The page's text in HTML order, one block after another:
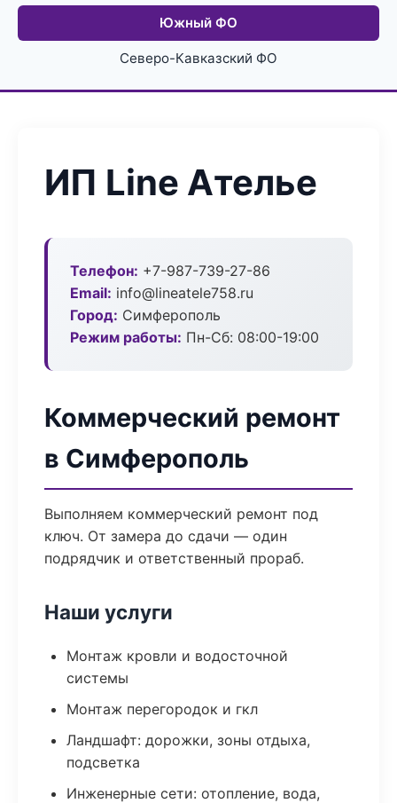
Южный ФО
Северо-Кавказский ФО
ИП Line Ателье
Телефон: +7-987-739-27-86
Email: info@lineatele758.ru
Город: Симферополь
Режим работы: Пн-Сб: 08:00-19:00
Коммерческий ремонт
в Симферополь
Выполняем коммерческий ремонт под
ключ. От замера до сдачи — один
подрядчик и ответственный прораб.
Наши услуги
Монтаж кровли и водосточной
системы
Монтаж перегородок и гкл
Ландшафт: дорожки, зоны отдыха,
подсветка
Инженерные сети: отопление, вода,